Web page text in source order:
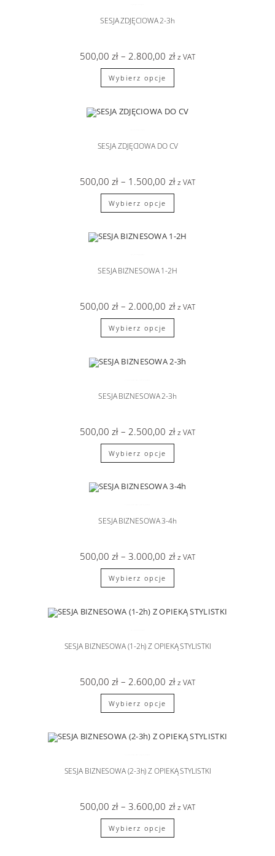
SESJA ZDJĘCIOWA 2-3h
500,00zł – 2.800,00 zł z VAT
Wybierz opcje
SESJA ZDJĘCIOWA DO CV
500,00 zł – 1.500,00 zł z VAT
Wybierz opcje
SESJA BIZNESOWA 1-2H
500,00zł – 2.000,00 zł z VAT
Wybierz opcje
SESJA BIZNESOWA 2-3h
500,00 zł – 2.500,00 zł z VAT
Wybierz opcje
SESJA BIZNESOWA 3-4h
500,00zł – 3.000,00 zł z VAT
Wybierz opcje
SESJA BIZNESOWA (1-2h) Z OPIEKĄ STYLISTKI
500,00 zł – 2.600,00 zł z VAT
Wybierz opcje
SESJA BIZNESOWA (2-3h) Z OPIEKĄ STYLISTKI
500,00zł – 3.600,00 zł z VAT
Wybierz opcje